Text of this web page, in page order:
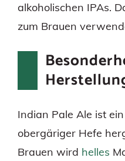
alkoholischen IPAs.
zum Brauen
Indian Pale Ale ist
obergäriger Hefe
Brauen wird helles